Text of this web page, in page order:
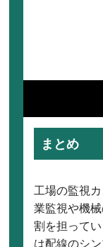
まとめ
工場の監視
業監視や機
割を担って
は配線のシ